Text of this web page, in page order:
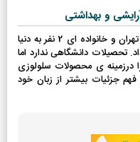
و بهداشتی
مهدی حسنی در 5 فروردین 1372 در شهر تهران و خانواده ای 2 نفر به دنیا
تحصیلات دانشگاهی ندارد اما
درزمینه ی محصولات سلولوزی
فهم جزئیات بیشتر از زبان خود